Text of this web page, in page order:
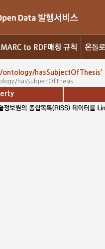
hasSubjectOfThesis'
hasSubjectOfThesis